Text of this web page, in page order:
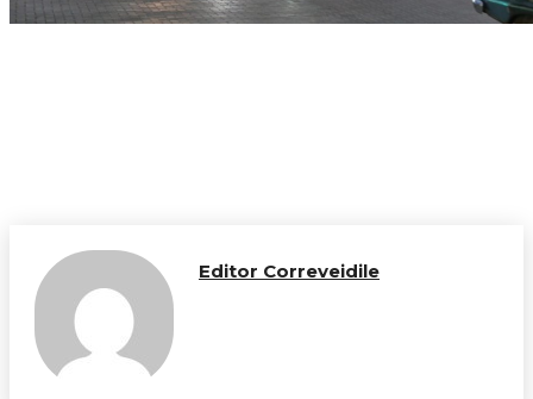
Editor Correveidile